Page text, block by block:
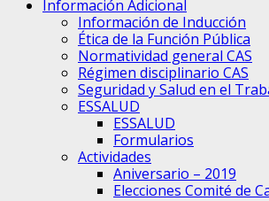
Información Adicional
Información de Inducción
Ética de la Función Pública
Normatividad general CAS
Régimen disciplinario CAS
Seguridad y Salud en el
ESSALUD
ESSALUD
Formularios
Actividades
Aniversario – 2019
Elecciones Comité de